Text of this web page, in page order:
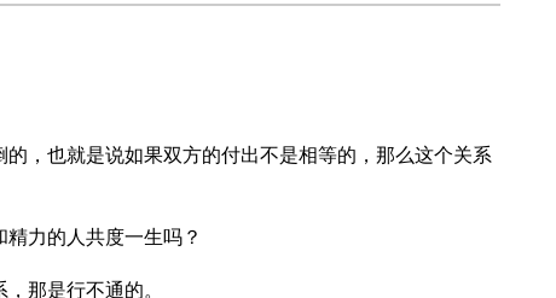
，也就是说如果双方的付出不是相等的，那么这个关系
力的人共度一生吗？
那是行不通的。